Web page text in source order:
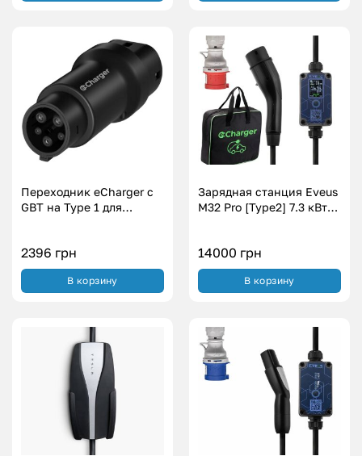
Переходник eCharger с
GBT на Type 1 для
2396 грн
В корзину
Зарядная станция Eveus
M32 Pro [Type2] 7.3 кВт
[7А – 32А]
14000 грн
В корзину